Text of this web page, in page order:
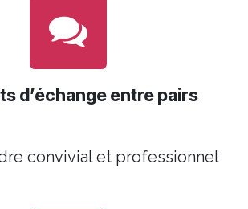
d’échange entre pairs
convivial et professionnel